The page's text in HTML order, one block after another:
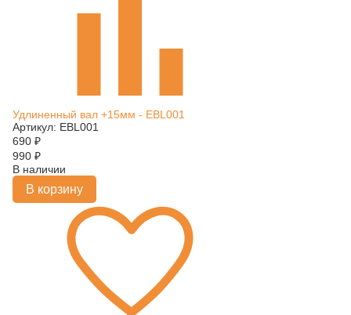
Удлиненный вал +15мм - EBL001
Артикул: EBL001
690 ₽
990 ₽
В наличии
В корзину